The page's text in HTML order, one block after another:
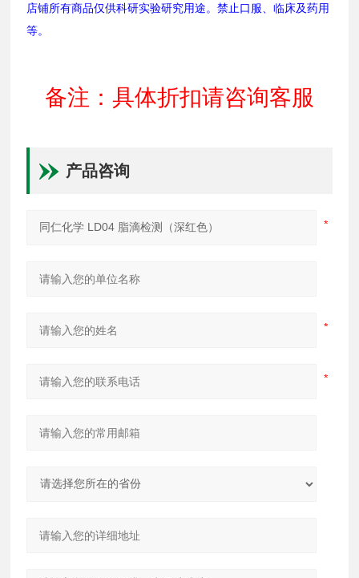
店铺所有商品仅供科研实验研究用途。禁止口服、临床及药用
等。
备注：具体折扣请咨询客服
产品咨询